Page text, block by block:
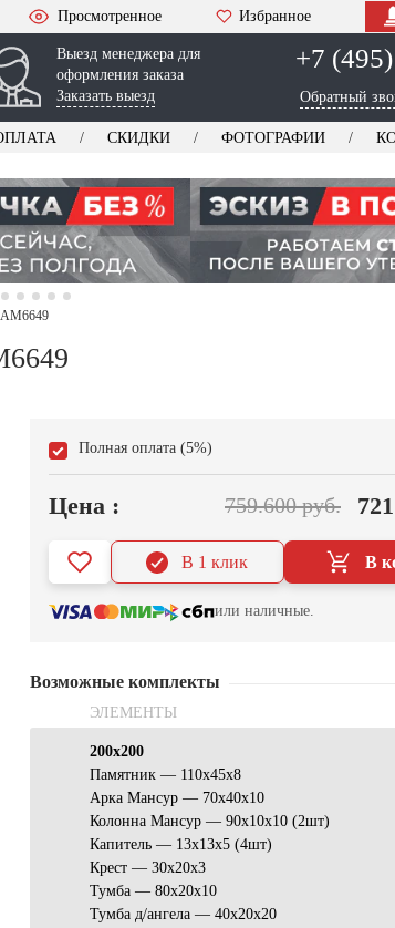
Просмотренное Избранное
Выезд менеджера для
оформления заказа
Заказать выезд
+7
Обратный
СКИДКИ ФОТОГРАФИИ
AM6649
Полная оплата (5%)
Цена : 759.600 руб.
В
В 1 клик
или наличные.
Возможные комплекты
ЭЛЕМЕНТЫ
200х200
Памятник — 110x45x8
Арка Мансур — 70х40х10
Колонна Мансур — 90х10х10 (2шт)
Капитель — 13х13х5 (4шт)
Крест — 30х20х3
Тумба — 80x20x10
Тумба д/ангела — 40x20x20